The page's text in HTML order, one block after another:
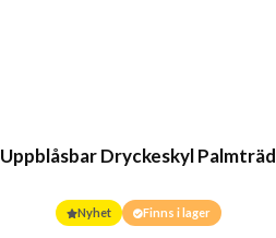
Uppblåsbar Dryckeskyl Palmträd
Nyhet Finns i lager